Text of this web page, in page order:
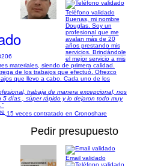
Teléfono validado
Buenas, mi nombre
Douglas. Soy un
profesional que me
avalan más de 20
años prestando mis
servicios. Brindándole
el mejor servicio a mis
materiales, siendo de primera calidad.
de los trabajos que efectuó. Ofrezco
que llevo a cabo. Cada uno de los
trabaja de manera excepcional, nos
días , súper rápido y lo dejaron todo muy
15 veces contratado en Cronoshare
Pedir presupuesto
Email validado